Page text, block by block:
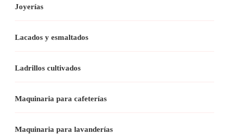
Joyerías
Lacados y esmaltados
Ladrillos cultivados
Maquinaria para cafeterías
Maquinaria para lavanderías